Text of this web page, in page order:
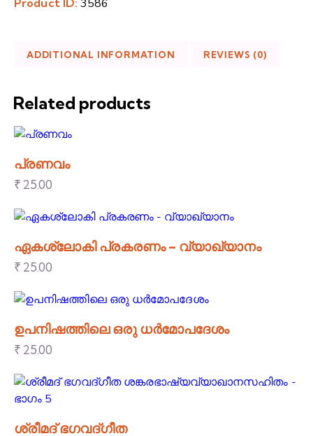
3586
ADDITIONAL INFORMATION REVIEWS (0)
Related products
പ്രണവം
₹ 25.00
ഏകശ്ലോകി പ്രകരണം – വ്യാഖ്യാനം
₹ 25.00
ഉപനിഷത്തിലെ ഒരു ധർമോപദേശം
₹ 25.00
ശ്രീമദ് ഭഗവദ്ഗീത